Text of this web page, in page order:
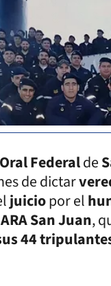
Federalde
de dictar
juiciopor el
San Juan,
44